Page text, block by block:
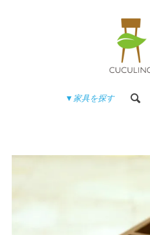
▼家具を探す